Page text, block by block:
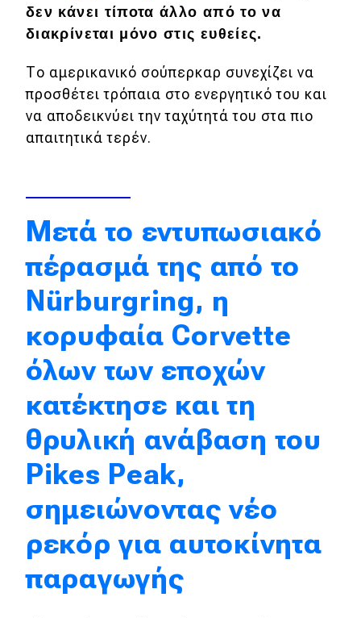
Main navigation
Επικαιρότητα
Νέα μοντέλα
Πρωτότυπα
Ελλάδα
Τεχνολογία
Ασφάλεια
Αγορά
Απόψεις
Test Drive
Δοκιμή
Αποστολή
Συγκρίνουμε
Αγώνες
Formula 1
WRC
δεν κάνει τίποτα άλλο από το να
διακρίνεται μόνο στις ευθείες.
Το αμερικανικό σούπερκαρ συνεχίζει να
προσθέτει τρόπαια στο ενεργητικό του και
να αποδεικνύει την ταχύτητά του στα πιο
απαιτητικά τερέν.
Μετά το εντυπωσιακό
πέρασμά της από το
Nürburgring, η
κορυφαία Corvette
όλων των εποχών
κατέκτησε και τη
θρυλική ανάβαση του
Pikes Peak,
σημειώνοντας νέο
ρεκόρ για αυτοκίνητα
παραγωγής